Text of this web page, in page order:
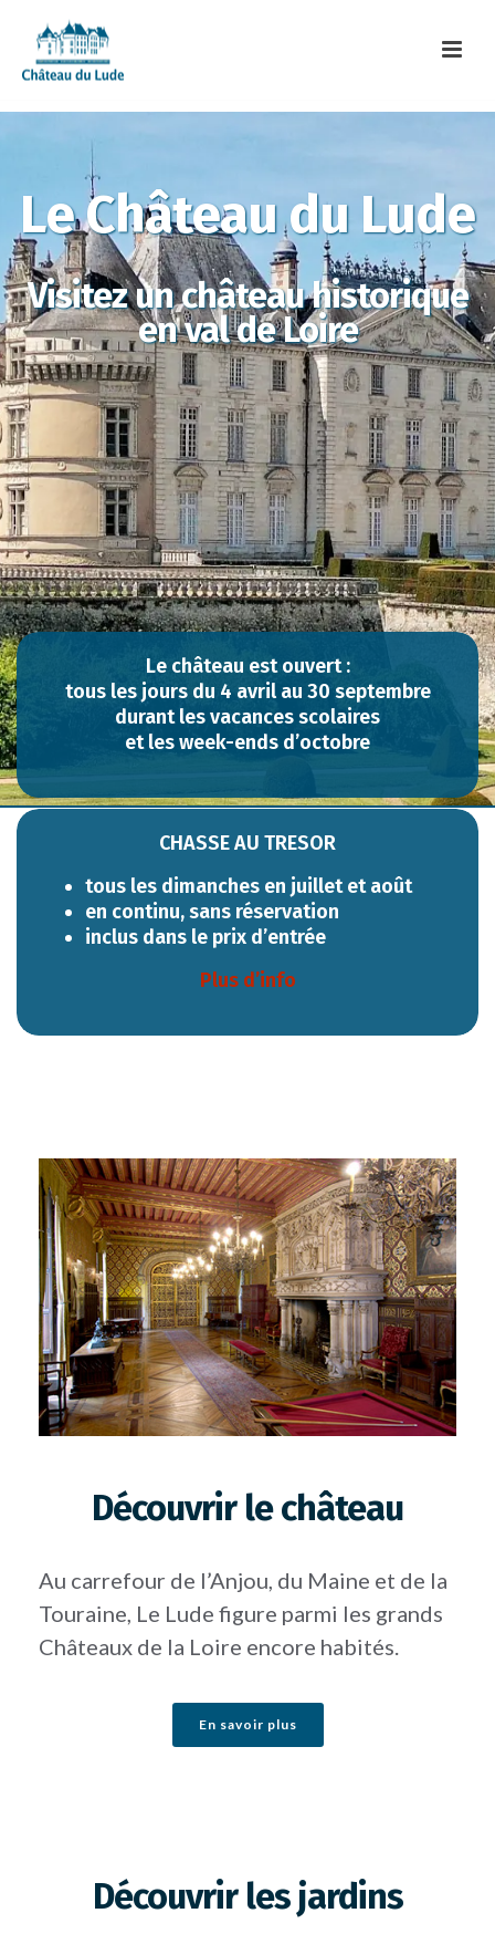
Le Château du Lude
Visitez un château historique
en val de Loire
Le château est ouvert :
tous les jours du 4 avril au 30 septembre
durant les vacances scolaires
et les week-ends d’octobre
CHASSE AU TRESOR
tous les dimanches en juillet et août
en continu, sans réservation
inclus dans le prix d’entrée
Plus d’info
Découvrir le château
Au carrefour de l’Anjou, du Maine et de la
Touraine, Le Lude figure parmi les grands
Châteaux de la Loire encore habités.
En savoir plus
Découvrir les jardins